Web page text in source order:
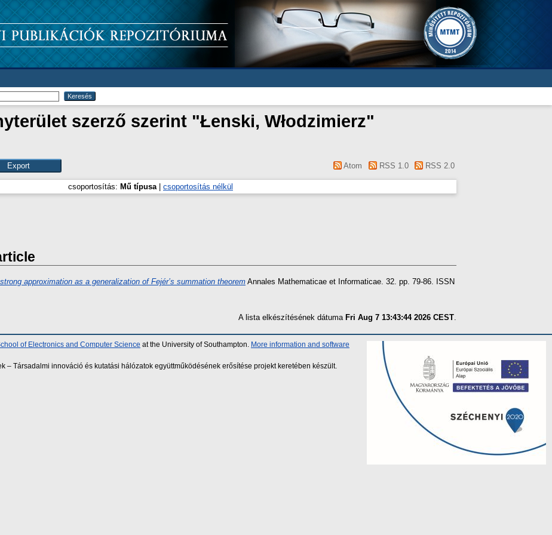
szerző szerint "Łenski, Włodzimierz"
Atom RSS 1.0 RSS 2.0
csoportosítás: Mű típusa| csoportosítás nélkül
approximation as a generalization of Fejér’s summation theorem Annales Mathematicae et Informaticae. 32. pp. 79-86. ISSN
A lista elkészítésének dátuma Fri Aug 7 13:43:44 2026 CEST.
of Electronics and Computer Science at the University of Southampton.
More information and software
– Társadalmi innováció és kutatási hálózatok együttműködésének erősítése projekt keretében készült.